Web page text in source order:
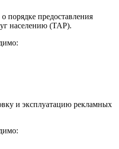
порядке предоставления
населению (ТАР).
и эксплуатацию рекламных